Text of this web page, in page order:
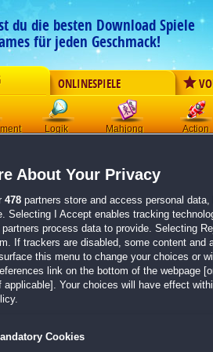
du die besten Download Spiele
für jeden Geschmack!
ONLINESPIELE
Logik Mahjong Action
dem Spiel Natalie
High
alten Schulfreund Chad Robertson, in dem
Adresse einer Kunstgalerie, kann aber
Suche nach hilfreichen Spuren, die Chad
fündig. Eine Telefonnummer sorgt dafür, dass
Suche nach Chad macht. Immer mehr
About Your Privacy
478 partners store and access personal
Selecting I Accept enables tracking
process data to provide. Selecting
If trackers are disabled, some content and
this menu to change your choices or
link on the bottom of the webpage
applicable]. Your choices will have effect
Cookies